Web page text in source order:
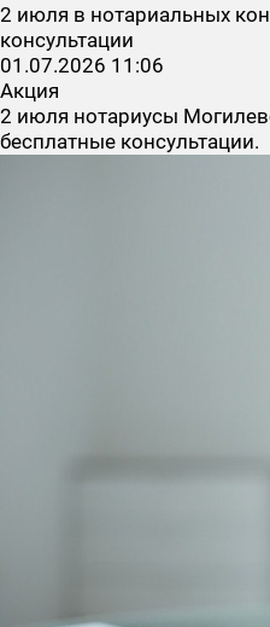
2 июля в нотариальных
консультации
01.07.2026 11:06
Акция
2 июля нотариусы
бесплатные консультации.